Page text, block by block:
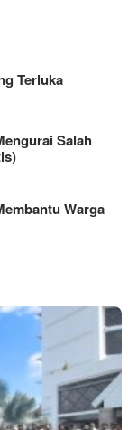
Terluka
Salah
Warga